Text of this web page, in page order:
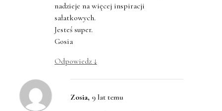
nadzieje na więcej inspiracji
sałatkowych.
Jesteś super.
Gosia
Odpowiedz ↓
Zosia, 9 lat temu